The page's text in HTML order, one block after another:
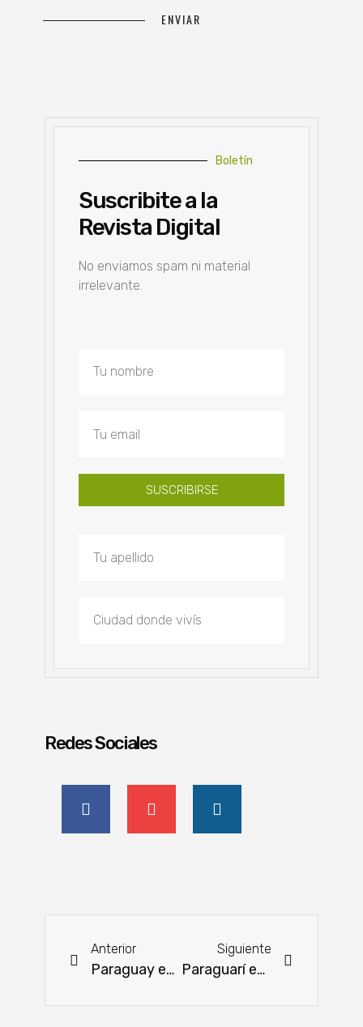
Boletín
Suscribite a la
Revista Digital
No enviamos spam ni material
irrelevante.
SUSCRIBIRSE
Redes Sociales
Anterior
Paraguay es sede del Encuentro Nacional de Siembra Directa y 2° Encuentro Mundial de Sistema de Siembra Directa
Siguiente
Paraguarí es sede de la segunda rueda de negocios para proveedores